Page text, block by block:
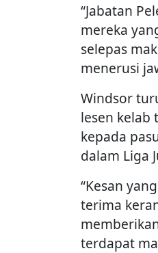
“Jabatan
mereka
selepas
menerusi
Windsor
lesen kelab
kepada
dalam Liga
“Kesan
terima
terdapat